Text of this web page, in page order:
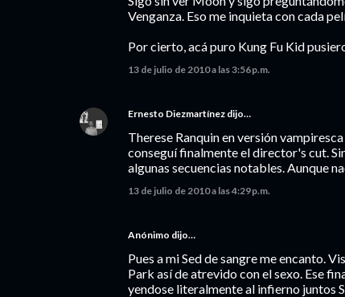
Venganza. Eso me inquieta con cada
Por cierto, acá puro Kung Fu Kid
13 de julio de 2010 a las 3:56 p.m.
Ernesto Diezmartínez dijo…
Therese Ranquin en versión
conseguí finalmente el director's cut.
algunas secuencias notables. Aunque
13 de julio de 2010 a las 4:29 p.m.
Anónimo dijo…
Pues a mi Sed de sangre me encanto.
Park así de atrevido con el sexo. Ese
yendose literalmente al infierno juntos